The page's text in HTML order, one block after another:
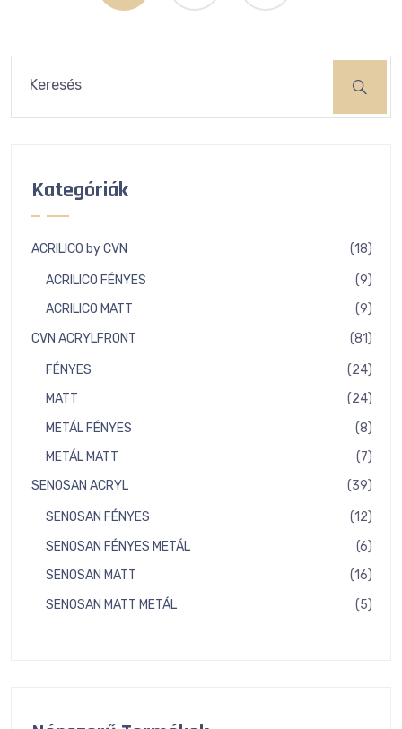
Keresés
Kategóriák
ACRILICO by CVN 1818
ACRILICO FÉNYES 99
ACRILICO MATT 99
CVN ACRYLFRONT 8181
FÉNYES 2424
MATT 2424
METÁL FÉNYES 88
METÁL MATT 77
SENOSAN ACRYL 3939
SENOSAN FÉNYES 1212
SENOSAN FÉNYES METÁL 66
SENOSAN MATT 1616
SENOSAN MATT METÁL 55